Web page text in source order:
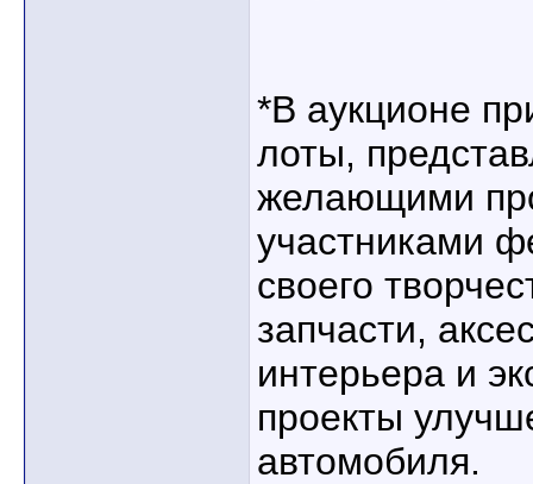
*В аукционе
лоты,
желающими
участниками
своего
запчасти,
интерьера и
проекты
автомобиля.